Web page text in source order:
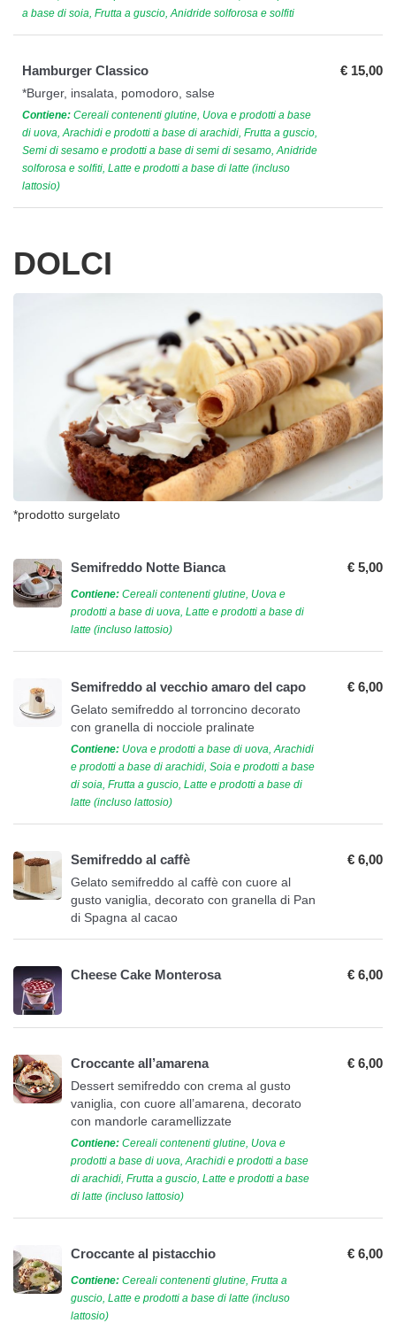
a base di soia, Frutta a guscio, Anidride solforosa e solfiti
Hamburger Classico
*Burger, insalata, pomodoro, salse
Contiene: Cereali contenenti glutine, Uova e prodotti a base
di uova, Arachidi e prodotti a base di arachidi, Frutta a guscio,
Semi di sesamo e prodotti a base di semi di sesamo, Anidride
solforosa e solfiti, Latte e prodotti a base di latte (incluso
lattosio)
€ 15,00
DOLCI
*prodotto surgelato
Semifreddo Notte Bianca
Contiene: Cereali contenenti glutine, Uova e
prodotti a base di uova, Latte e prodotti a base di
latte (incluso lattosio)
€ 5,00
Semifreddo al vecchio amaro del capo
Gelato semifreddo al torroncino decorato
con granella di nocciole pralinate
Contiene: Uova e prodotti a base di uova, Arachidi
e prodotti a base di arachidi, Soia e prodotti a base
di soia, Frutta a guscio, Latte e prodotti a base di
latte (incluso lattosio)
€ 6,00
Semifreddo al caffè
Gelato semifreddo al caffè con cuore al
gusto vaniglia, decorato con granella di Pan
di Spagna al cacao
€ 6,00
Cheese Cake Monterosa € 6,00
Croccante all’amarena
Dessert semifreddo con crema al gusto
vaniglia, con cuore all’amarena, decorato
con mandorle caramellizzate
Contiene: Cereali contenenti glutine, Uova e
prodotti a base di uova, Arachidi e prodotti a base
di arachidi, Frutta a guscio, Latte e prodotti a base
di latte (incluso lattosio)
€ 6,00
Croccante al pistacchio
Contiene: Cereali contenenti glutine, Frutta a
guscio, Latte e prodotti a base di latte (incluso
lattosio)
€ 6,00